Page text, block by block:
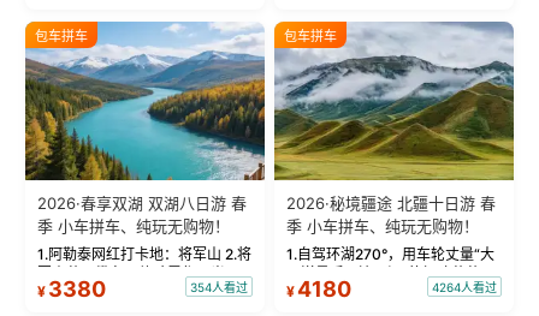
绝美瞬间。 赛湖坦克300跟车视
频：专业摄影师...
瓦人最大村落——禾木村，欣赏
晨雾与小木...
包车拼车
2026·春享双湖 双湖八日游 春
季 小车拼车、纯玩无购物！
1.阿勒泰网红打卡地：将军山 2.将
军山落日缆车，体验雪都风光 3.
将军山，夕阳派对，蹦迪party 4.
¥ 3380 354人看过
包车拼车
2026·秘境疆途 北疆十日游 春
季 小车拼车、纯玩无购物！
1.自驾环湖270°，用车轮丈量“大
西洋最后一滴眼泪”的极致蔚蓝，
让雪山、花海与深邃湖水在转弯
¥4180 4264人看过